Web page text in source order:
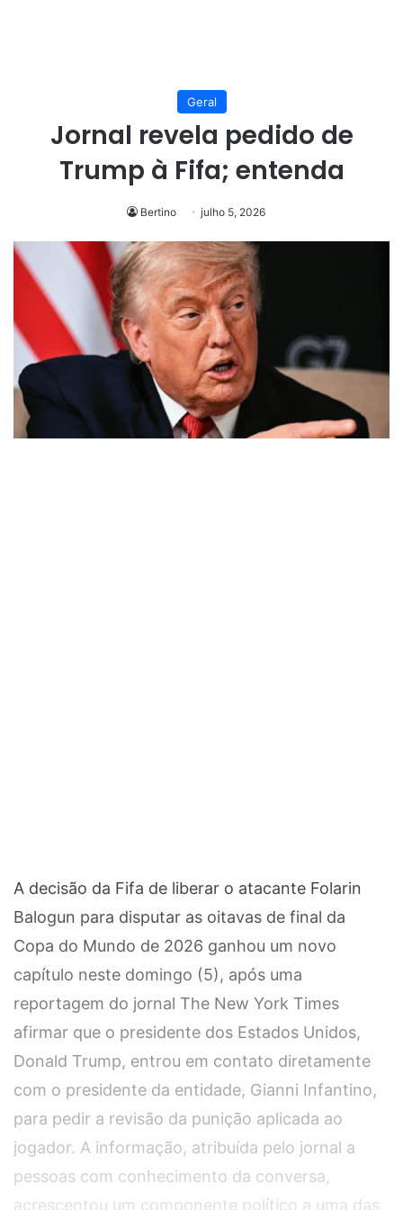
Geral
Jornal revela pedido de
Trump à Fifa; entenda
Bertino julho 5, 2026
A decisão da Fifa de liberar o atacante Folarin
Balogun para disputar as oitavas de final da
Copa do Mundo de 2026 ganhou um novo
capítulo neste domingo (5), após uma
reportagem do jornal The New York Times
afirmar que o presidente dos Estados Unidos,
Donald Trump, entrou em contato diretamente
com o presidente da entidade, Gianni Infantino,
para pedir a revisão da punição aplicada ao
jogador. A informação, atribuída pelo jornal a
pessoas com conhecimento da conversa,
acrescentou um componente político a uma das